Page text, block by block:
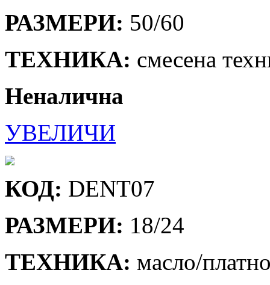
РАЗМЕРИ: 50/60
ТЕХНИКА: смесена
Неналична
УВЕЛИЧИ
КОД: DENT07
РАЗМЕРИ: 18/24
ТЕХНИКА: масло/